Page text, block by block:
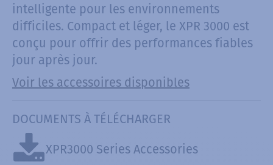
intelligente pour les environnements
difficiles. Compact et léger, le XPR 3000 est
conçu pour offrir des performances fiables
jour après jour.
Voir les accessoires disponibles
DOCUMENTS À TÉLÉCHARGER
XPR3000 Series Accessories